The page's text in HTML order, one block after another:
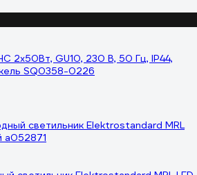
2х50Вт, GU10, 230 В, 50 Гц, IP44,
SQ0358-0226